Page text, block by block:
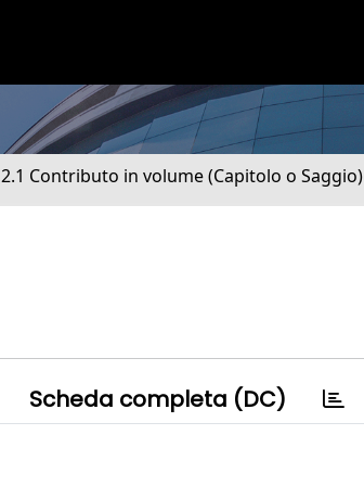
2.1 Contributo in volume (Capitolo o Saggio)
Scheda completa (DC)